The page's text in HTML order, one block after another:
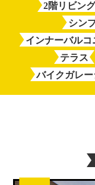
2階リビング
シン
インナーバルコ
テラス
バイクガレー